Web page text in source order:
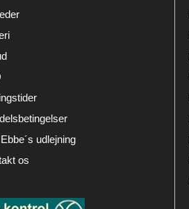
udlejning
os